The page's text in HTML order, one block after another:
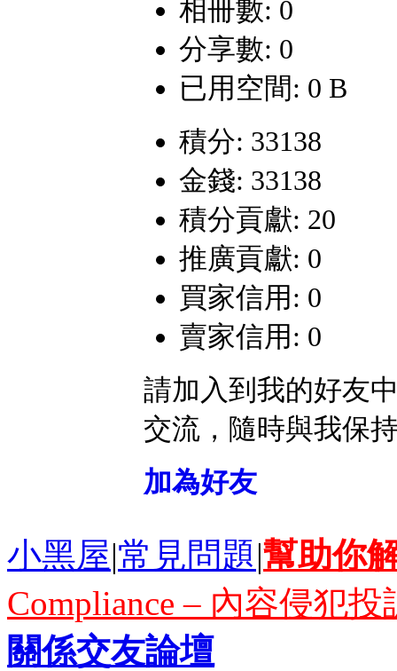
相冊數: 0
分享數: 0
已用空間: 0 B
積分: 33138
金錢: 33138
積分貢獻: 20
推廣貢獻: 0
買家信用: 0
賣家信用: 0
請加入到我的好友
交流，隨時與我保
加為好友
小黑屋|常見問題|幫助你
Compliance – 內容侵犯投
關係交友論壇